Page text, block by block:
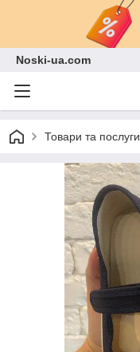
Noski-ua.com
Товари та послуги